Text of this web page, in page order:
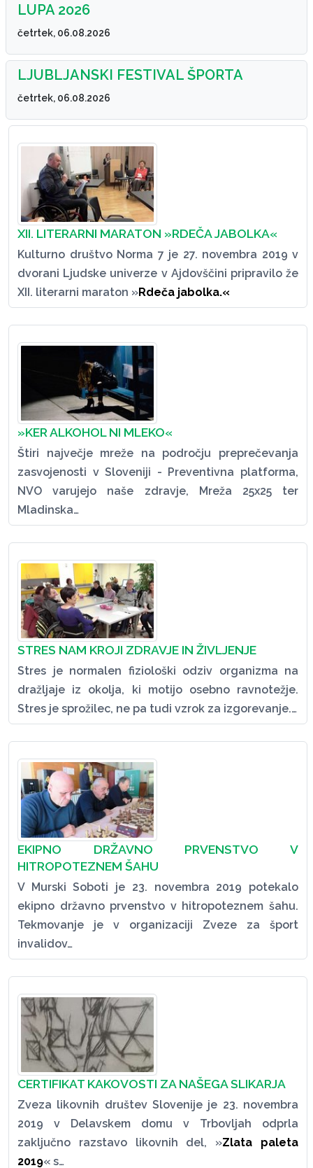
LUPA 2026
četrtek, 06.08.2026
LJUBLJANSKI FESTIVAL ŠPORTA
četrtek, 06.08.2026
XII. LITERARNI MARATON »RDEČA JABOLKA«
Kulturno društvo Norma 7 je 27. novembra 2019 v
dvorani Ljudske univerze v Ajdovščini pripravilo že
XII. literarni maraton »Rdeča jabolka.«
»KER ALKOHOL NI MLEKO«
Štiri največje mreže na področju preprečevanja
zasvojenosti v Sloveniji - Preventivna platforma,
NVO varujejo naše zdravje, Mreža 25x25 ter
Mladinska…
STRES NAM KROJI ZDRAVJE IN ŽIVLJENJE
Stres je normalen fiziološki odziv organizma na
dražljaje iz okolja, ki motijo osebno ravnotežje.
Stres je sprožilec, ne pa tudi vzrok za izgorevanje.…
EKIPNO DRŽAVNO PRVENSTVO V
HITROPOTEZNEM ŠAHU
V Murski Soboti je 23. novembra 2019 potekalo
ekipno državno prvenstvo v hitropoteznem šahu.
Tekmovanje je v organizaciji Zveze za šport
invalidov…
CERTIFIKAT KAKOVOSTI ZA NAŠEGA SLIKARJA
Zveza likovnih društev Slovenije je 23. novembra
2019 v Delavskem domu v Trbovljah odprla
zaključno razstavo likovnih del, »Zlata paleta
2019« s…